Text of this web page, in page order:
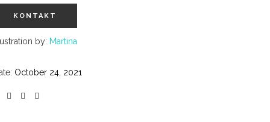
by: Martina
October 24, 2021